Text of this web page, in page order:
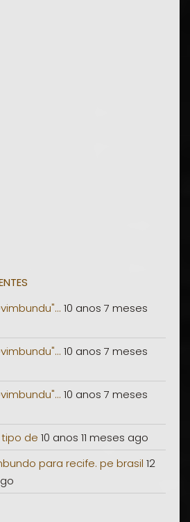
10 anos 7 meses
10 anos 7 meses
10 anos 7 meses
de 10 anos 11 meses ago
para recife. pe brasil 12